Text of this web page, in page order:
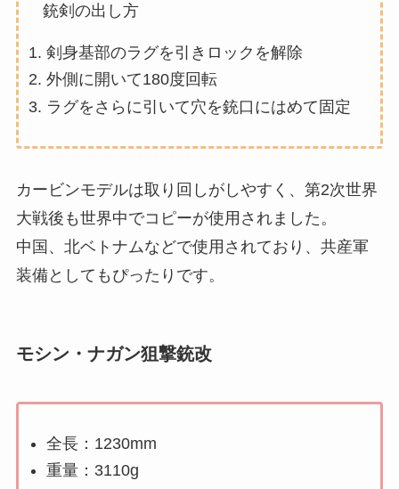
銃剣の出し方
剣身基部のラグを引きロックを解除
外側に開いて180度回転
ラグをさらに引いて穴を銃口にはめて固定
カービンモデルは取り回しがしやすく、第2次世界
大戦後も世界中でコピーが使用されました。
中国、北ベトナムなどで使用されており、共産軍
装備としてもぴったりです。
モシン・ナガン狙撃銃改
全長：1230mm
重量：3110g